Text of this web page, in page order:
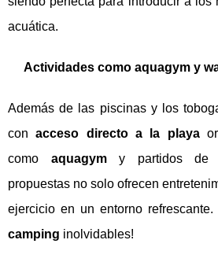
acuática.
Actividades como aquagym y
Además de las piscinas y los
conacceso directo a la playa
como aquagymy partidos
propuestas no solo ofrecen
ejercicio en un entorno refrescante.
camping inolvidables!